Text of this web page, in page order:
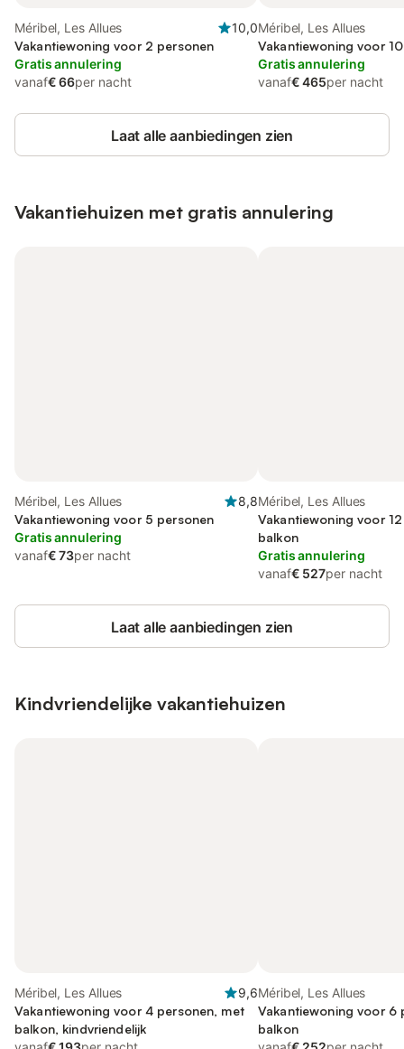
Méribel, Les Allues
10,0
Vakantiewoning voor 2 personen
Gratis annulering
vanaf€ 66per nacht
Méribel, Les Allues
Vakantiewoning voor
Gratis annulering
vanaf€ 465per nacht
Laat alle aanbiedingen zien
Vakantiehuizen met gratis annulering
Méribel, Les Allues
8,8
Vakantiewoning voor 5 personen
Gratis annulering
vanaf€ 73per nacht
Méribel, Les Allues
Vakantiewoning voor
balkon
Gratis annulering
vanaf€ 527per nacht
Laat alle aanbiedingen zien
Kindvriendelijke vakantiehuizen
Méribel, Les Allues
9,6
Vakantiewoning voor 4 personen, met
balkon, kindvriendelijk
Méribel, Les Allues
Vakantiewoning voor 6
balkon